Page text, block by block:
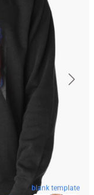
blank template